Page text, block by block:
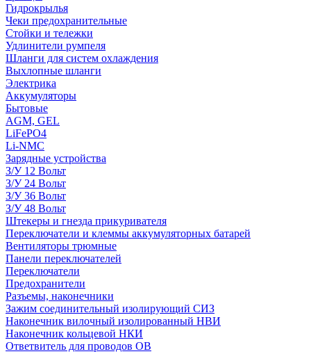
Гидрокрылья
Чеки предохранительные
Стойки и тележки
Удлинители румпеля
Шланги для систем охлаждения
Выхлопные шланги
Электрика
Аккумуляторы
Бытовые
AGM, GEL
LiFePO4
Li-NMC
Зарядные устройства
З/У 12 Вольт
З/У 24 Вольт
З/У 36 Вольт
З/У 48 Вольт
Штекеры и гнезда прикуривателя
Переключатели и клеммы аккумуляторных батарей
Вентиляторы трюмные
Панели переключателей
Переключатели
Предохранители
Разъемы, наконечники
Зажим соединительный изолирующий СИЗ
Наконечник вилочный изолированный НВИ
Наконечник кольцевой НКИ
Ответвитель для проводов ОВ